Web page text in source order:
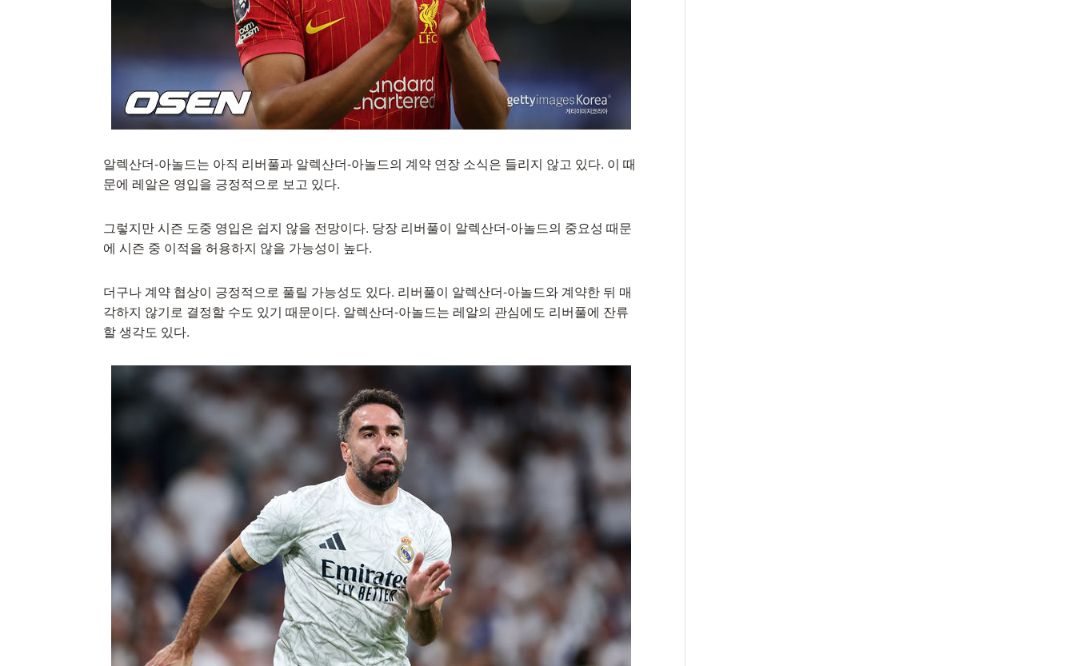
알렉산더-아놀드는 아직 리버풀과 알렉산더-아놀드의 계약 연장 소식은 들리지 않고 있다. 이 때
문에 레알은 영입을 긍정적으로 보고 있다.
그렇지만 시즌 도중 영입은 쉽지 않을 전망이다. 당장 리버풀이 알렉산더-아놀드의 중요성 때문
에 시즌 중 이적을 허용하지 않을 가능성이 높다.
더구나 계약 협상이 긍정적으로 풀릴 가능성도 있다. 리버풀이 알렉산더-아놀드와 계약한 뒤 매
각하지 않기로 결정할 수도 있기 때문이다. 알렉산더-아놀드는 레알의 관심에도 리버풀에 잔류
할 생각도 있다.